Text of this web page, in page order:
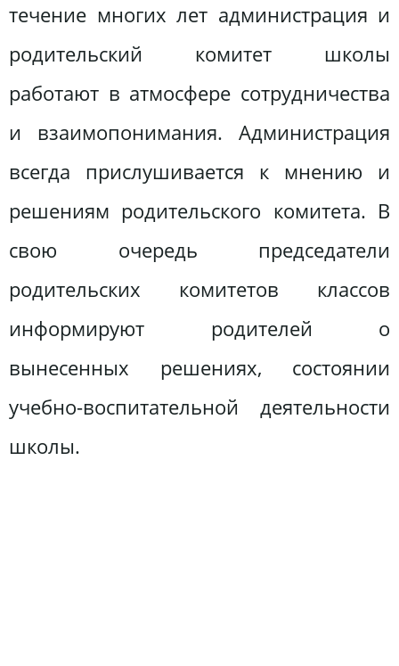
течение многих лет администрация и
родительский комитет школы
работают в атмосфере сотрудничества
и взаимопонимания. Администрация
всегда прислушивается к мнению и
решениям родительского комитета. В
свою очередь председатели
родительских комитетов классов
информируют родителей о
вынесенных решениях, состоянии
учебно-воспитательной деятельности
школы.